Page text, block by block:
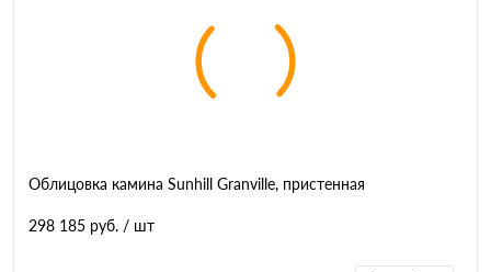
Облицовка камина Sunhill Granville, пристенная
298 185 руб. / шт